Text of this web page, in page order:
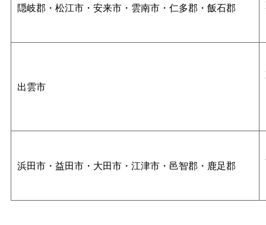
隠岐郡・松江市・安来市・雲南市・仁多郡・飯石郡
出雲市
浜田市・益田市・大田市・江津市・邑智郡・鹿足郡